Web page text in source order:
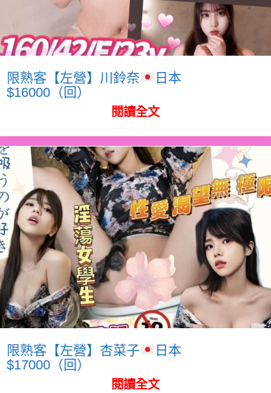
限熟客【左營】川鈴奈
日本
$16000（回）
閱讀全文
限熟客【左營】杏菜子
日本
$17000（回）
閱讀全文